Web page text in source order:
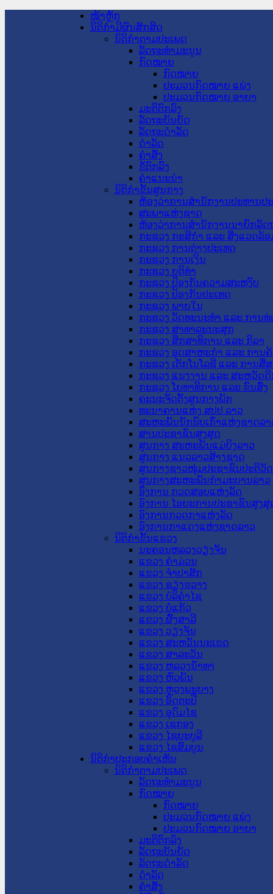
ໜ້າຫຼັກ
ນິຕິກໍາມີຜົນສັກສິດ
ນິຕິກໍາຕາມປະເພດ
ລັດຖະທໍາມະນູນ
ກົດໝາຍ
ກົດໝາຍ
ປະມວນກົດໝາຍ ແພ່ງ
ປະມວນກົດໝາຍ ອາຍາ
ມະຕິຕົກລົງ
ລັດຖະບັນຍັດ
ລັດຖະດໍາລັດ
ດໍາລັດ
ຄໍາສັ່ງ
ຂໍ້ຕົກລົງ
ຄໍາແນະນໍາ
ນິຕິກໍາຂັ້ນສູນກາງ
ຫ້ອງວ່າການສໍານັກງານປະທານປ
ສະພາແຫ່ງຊາດ
ຫ້ອງວ່າການສຳນັກງານນາຍົກລັດ
ກະຊວງ ກະສິກຳ ແລະ ສິ່ງແວດລ້ອ
ກະຊວງ ການຕ່າງປະເທດ
ກະຊວງ ການເງິນ
ກະຊວງ ຍຸຕິທໍາ
ກະຊວງ ປ້ອງກັນຄວາມສະຫງົບ
ກະຊວງ ປ້ອງກັນປະເທດ
ກະຊວງ ພາຍໃນ
ກະຊວງ ວັດທະນະທຳ ແລະ ການທ່
ກະຊວງ ສາທາລະນະສຸກ
ກະຊວງ ສຶກສາທິການ ແລະ ກິລາ
ກະຊວງ ອຸດສາຫະກຳ ແລະ ການຄ້
ກະຊວງ ເຕັກໂນໂລຊີ ແລະ ການສື່
ກະຊວງ ແຮງງານ ແລະ ສະຫວັດ
ກະຊວງ ໂຍທາທິການ ແລະ ຂົນສົ່ງ
ຄະນະຈັດຕັ້ງສູນກາງພັກ
ທະນາຄານແຫ່ງ ສປປ ລາວ
ສະຫະພັນນັກຮົບເກົ່າແຫ່ງຊາດລາ
ສານປະຊາຊົນສູງສຸດ
ສູນກາງ ສະຫະພັນແມ່ຍິງລາວ
ສູນກາງ ແນວລາວສ້າງຊາດ
ສູນກາງຊາວໜຸ່ມປະຊາຊົນປະຕິວັ
ສູນກາງສະຫະພັນກຳມະບານລາວ
ອົງການ ກວດສອບແຫ່ງລັດ
ອົງການ ໄອຍະການປະຊາຊົນສູງສຸ
ອົງການກວດກາແຫ່ງລັດ
ອົງການກາແດງແຫ່ງຊາດລາວ
ນິຕິກໍາຂັ້ນແຂວງ
ນະ​ຄອນ​ຫລວງວຽງຈັນ
ແຂວງ ຄໍາມ່ວນ
ແຂວງ ຈໍາປາສັກ
ແຂວງ ຊຽງຂວາງ
ແຂວງ ບໍລິຄໍາໄຊ
ແຂວງ ບໍ່ແກ້ວ
ແຂວງ ຜົ້ງສາລີ
ແຂວງ ວຽງຈັນ
ແຂວງ ສະຫວັນນະເຂດ
ແຂວງ ສາລະວັນ
ແຂວງ ຫລວງນໍ້າທາ
ແຂວງ ຫົວພັນ
ແຂວງ ຫຼວງພະບາງ
ແຂວງ ອັດຕະປື
ແຂວງ ອຸດົມໄຊ
ແຂວງ ເຊກອງ
ແຂວງ ໄຊຍະບູລີ
ແຂວງ ໄຊສົມບູນ
ນິຕິກໍາປະກອບຄໍາເຫັນ
ນິຕິກໍາຕາມປະເພດ
ລັດຖະທໍາມະນູນ
ກົດໝາຍ
ກົດໝາຍ
ປະມວນກົດໝາຍ ແພ່ງ
ປະມວນກົດໝາຍ ອາຍາ
ມະຕິຕົກລົງ
ລັດຖະບັນຍັດ
ລັດຖະດໍາລັດ
ດໍາລັດ
ຄໍາສັ່ງ